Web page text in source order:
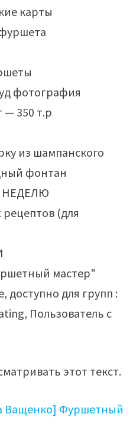
карты
фотография
— 350 т.р
из шампанского
фонтан
(для
мастер"
для групп :
Пользователь с
этот текст.